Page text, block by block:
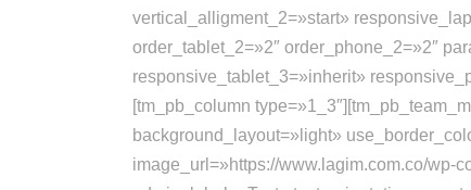
vertical_alligment_2=»start»
order_tablet_2=»2″ order_phone_2=»2″
responsive_tablet_3=»inherit»
[tm_pb_column
background_layout=»light»
image_url=»https://www.lagim.com.co/wp-